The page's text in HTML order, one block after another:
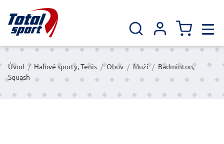
Úvod / Halové sporty, Tenis / Obuv / Muži / Badminton,
Squash